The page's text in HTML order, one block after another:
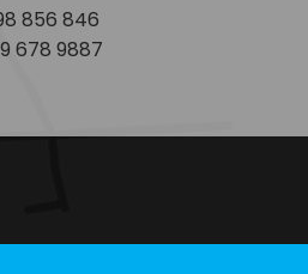
856 846
678 9887